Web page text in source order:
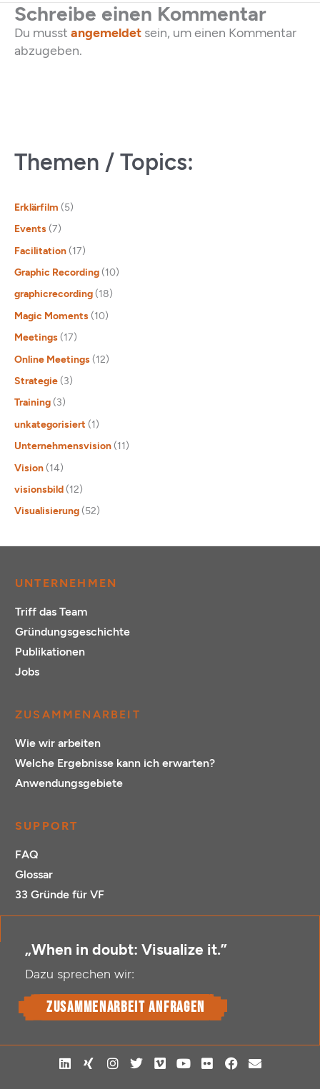
Schreibe einen Kommentar
Du musst angemeldet sein, um einen Kommentar
abzugeben.
Themen / Topics:
Erklärfilm (5)
Events (7)
Facilitation (17)
Graphic Recording (10)
graphicrecording (18)
Magic Moments (10)
Meetings (17)
Online Meetings (12)
Strategie (3)
Training (3)
unkategorisiert (1)
Unternehmensvision (11)
Vision (14)
visionsbild (12)
Visualisierung (52)
UNTERNEHMEN
Triff das Team
Gründungsgeschichte
Publikationen
Jobs
ZUSAMMENARBEIT
Wie wir arbeiten
Welche Ergebnisse kann ich erwarten?
Anwendungsgebiete
SUPPORT
FAQ
Glossar
33 Gründe für VF
„When in doubt: Visualize it.”
Dazu sprechen wir:
Zusammenarbeit anfragen
L
i
X
i
I
n
T
w
V
i
Y
o
F
l
F
a
E
n